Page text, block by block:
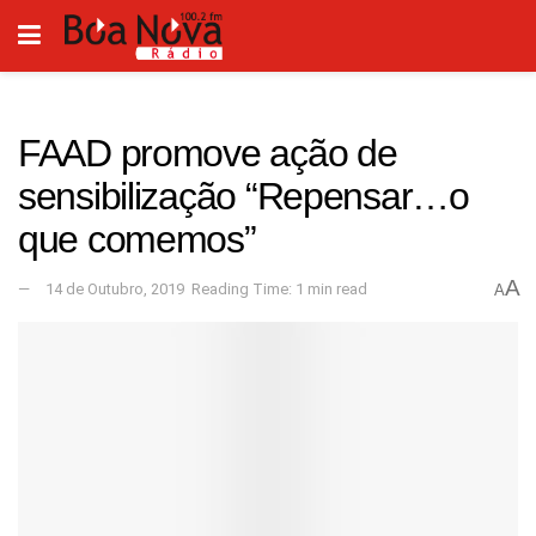
FAAD promove ação de
sensibilização “Repensar…o
que comemos”
14 de Outubro, 2019 Reading Time: 1 min read AA